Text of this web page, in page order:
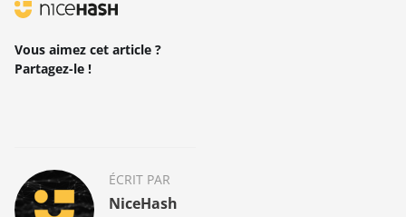
Vous aimez cet article ?
Partagez-le !
ÉCRIT PAR
NiceHash